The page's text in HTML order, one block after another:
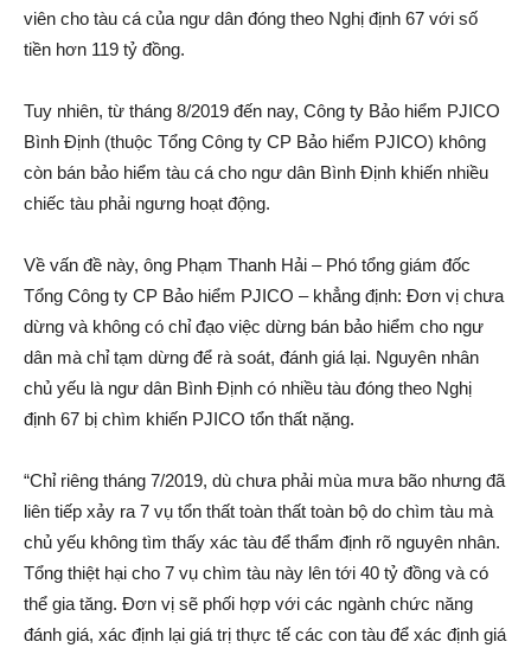
viên cho tàu cá của ngư dân đóng theo Nghị định 67 với số
tiền hơn 119 tỷ đồng.
Tuy nhiên, từ tháng 8/2019 đến nay, Công ty Bảo hiểm PJICO
Bình Định (thuộc Tổng Công ty CP Bảo hiểm PJICO) không
còn bán bảo hiểm tàu cá cho ngư dân Bình Định khiến nhiều
chiếc tàu phải ngưng hoạt động.
Về vấn đề này, ông Phạm Thanh Hải – Phó tổng giám đốc
Tổng Công ty CP Bảo hiểm PJICO – khẳng định: Đơn vị chưa
dừng và không có chỉ đạo việc dừng bán bảo hiểm cho ngư
dân mà chỉ tạm dừng để rà soát, đánh giá lại. Nguyên nhân
chủ yếu là ngư dân Bình Định có nhiều tàu đóng theo Nghị
định 67 bị chìm khiến PJICO tổn thất nặng.
“Chỉ riêng tháng 7/2019, dù chưa phải mùa mưa bão nhưng đã
liên tiếp xảy ra 7 vụ tổn thất toàn thất toàn bộ do chìm tàu mà
chủ yếu không tìm thấy xác tàu để thẩm định rõ nguyên nhân.
Tổng thiệt hại cho 7 vụ chìm tàu này lên tới 40 tỷ đồng và có
thể gia tăng. Đơn vị sẽ phối hợp với các ngành chức năng
đánh giá, xác định lại giá trị thực tế các con tàu để xác định giá